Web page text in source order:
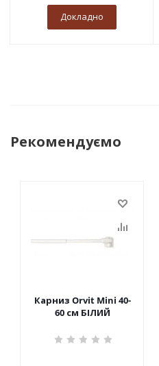
Докладно
Рекомендуємо
Карниз Orvit Mini 40-
60 см БІЛИЙ